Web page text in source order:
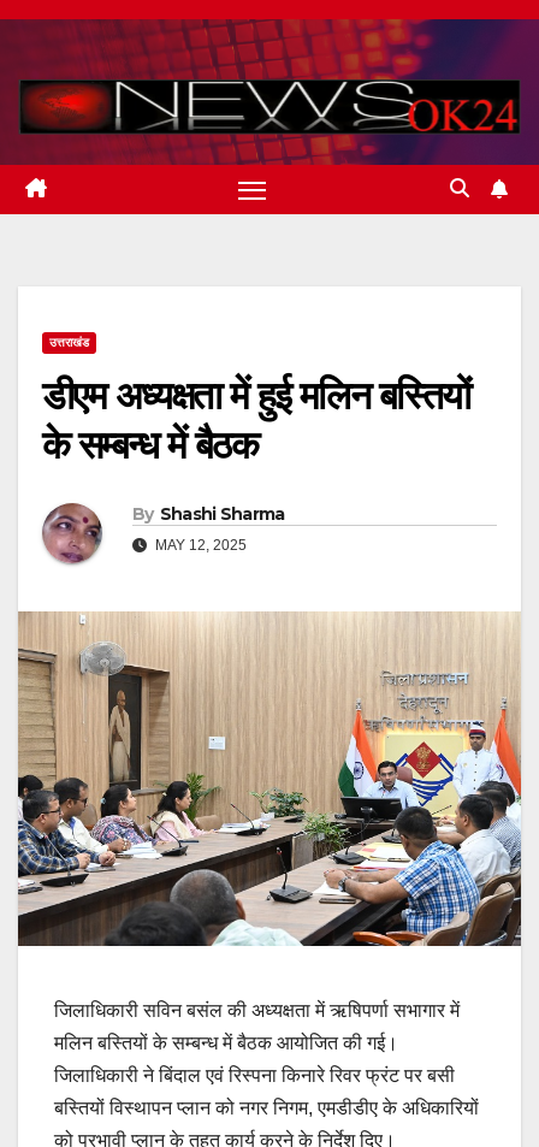
Skip
content
उत्तराखंड
डीएम अध्यक्षता में हुई मलिन बस्तियों
के सम्बन्ध में बैठक
By Shashi Sharma
MAY 12, 2025
जिलाधिकारी सविन बसंल की अध्यक्षता में ऋषिपर्णा सभागार में
मलिन बस्तियों के सम्बन्ध में बैठक आयोजित की गई।
जिलाधिकारी ने बिंदाल एवं रिस्पना किनारे रिवर फ्रंट पर बसी
बस्तियों विस्थापन प्लान को नगर निगम, एमडीडीए के अधिकारियों
को प्रभावी प्लान के तहत् कार्य करने के निर्देश दिए।